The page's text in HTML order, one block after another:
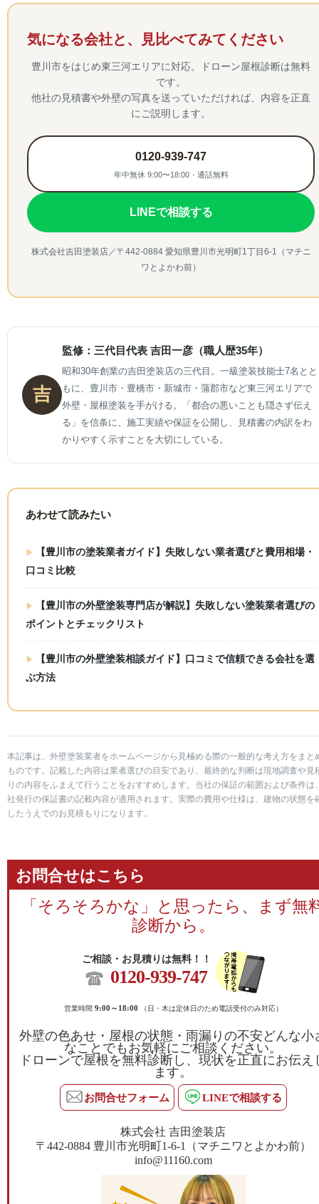
気になる会社と、見比べてみてください
豊川市をはじめ東三河エリアに対応。ドローン屋根診断は無料
です。
他社の見積書や外壁の写真を送っていただければ、内容を正直
にご説明します。
0120-939-747
年中無休 9:00〜18:00・通話無料
LINEで相談する
株式会社吉田塗装店／〒442-0884 愛知県豊川市光明町1丁目6-1（マチニ
ワとよかわ前）
吉
監修：三代目代表 吉田一彦（職人歴35年）
昭和30年創業の吉田塗装店の三代目。一級塗装技能士7名とと
もに、豊川市・豊橋市・新城市・蒲郡市など東三河エリアで
外壁・屋根塗装を手がける。「都合の悪いことも隠さず伝え
る」を信条に、施工実績や保証を公開し、見積書の内訳をわ
かりやすく示すことを大切にしている。
あわせて読みたい
【豊川市の塗装業者ガイド】失敗しない業者選びと費用相場・
口コミ比較
【豊川市の外壁塗装専門店が解説】失敗しない塗装業者選びの
ポイントとチェックリスト
【豊川市の外壁塗装相談ガイド】口コミで信頼できる会社を選
ぶ方法
本記事は、外壁塗装業者をホームページから見極める際の一般的な考え方をまと
ものです。記載した内容は業者選びの目安であり、最終的な判断は現地調査や見
りの内容をふまえて行うことをおすすめします。当社の保証の範囲および条件は
社発行の保証書の記載内容が適用されます。実際の費用や仕様は、建物の状態を
したうえでのお見積もりになります。
お問合せはこちら
「そろそろかな」と思ったら、まず無
診断から。
ご相談・お見積りは無料！！
0120-939-747
営業時間 9:00～18:00 （日・木は定休日のため電話受付のみ対応）
外壁の色あせ・屋根の状態・雨漏りの不安どんな小
なことでもお気軽にご相談ください。
ドローンで屋根を無料診断し、現状を正直にお伝え
ます。
お問合せフォーム LINEで相談する
株式会社 吉田塗装店
〒442-0884 豊川市光明町1-6-1（マチニワとよかわ前）
info@11160.com